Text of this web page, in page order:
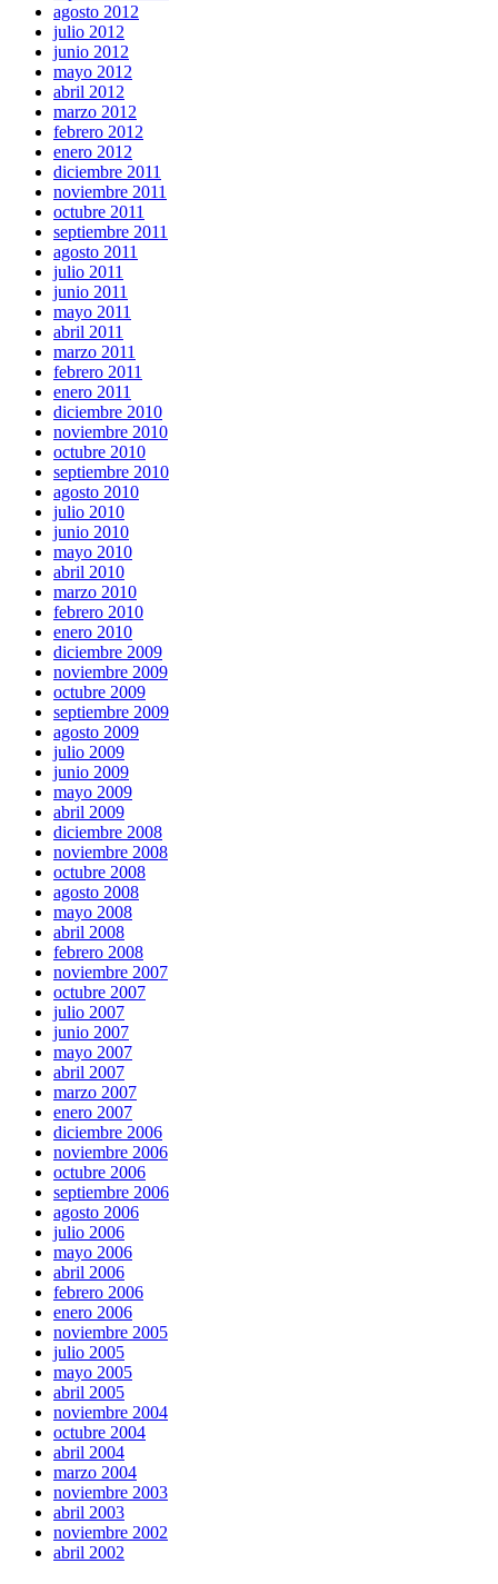
agosto 2012
julio 2012
junio 2012
mayo 2012
abril 2012
marzo 2012
febrero 2012
enero 2012
diciembre 2011
noviembre 2011
octubre 2011
septiembre 2011
agosto 2011
julio 2011
junio 2011
mayo 2011
abril 2011
marzo 2011
febrero 2011
enero 2011
diciembre 2010
noviembre 2010
octubre 2010
septiembre 2010
agosto 2010
julio 2010
junio 2010
mayo 2010
abril 2010
marzo 2010
febrero 2010
enero 2010
diciembre 2009
noviembre 2009
octubre 2009
septiembre 2009
agosto 2009
julio 2009
junio 2009
mayo 2009
abril 2009
diciembre 2008
noviembre 2008
octubre 2008
agosto 2008
mayo 2008
abril 2008
febrero 2008
noviembre 2007
octubre 2007
julio 2007
junio 2007
mayo 2007
abril 2007
marzo 2007
enero 2007
diciembre 2006
noviembre 2006
octubre 2006
septiembre 2006
agosto 2006
julio 2006
mayo 2006
abril 2006
febrero 2006
enero 2006
noviembre 2005
julio 2005
mayo 2005
abril 2005
noviembre 2004
octubre 2004
abril 2004
marzo 2004
noviembre 2003
abril 2003
noviembre 2002
abril 2002